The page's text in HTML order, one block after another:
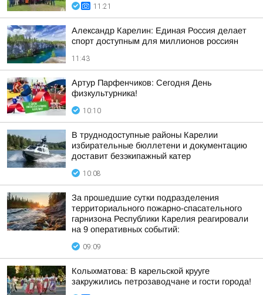
11:21
Александр Карелин: Единая Россия делает
спорт доступным для миллионов россиян
11:43
Артур Парфенчиков: Сегодня День
физкультурника!
10:10
В труднодоступные районы Карелии
избирательные бюллетени и документацию
доставит безэкипажный катер
10:08
За прошедшие сутки подразделения
территориального пожарно-спасательного
гарнизона Республики Карелия реагировали
на 9 оперативных событий:
09:09
Колыхматова: В карельской крууге
закружились петрозаводчане и гости города!